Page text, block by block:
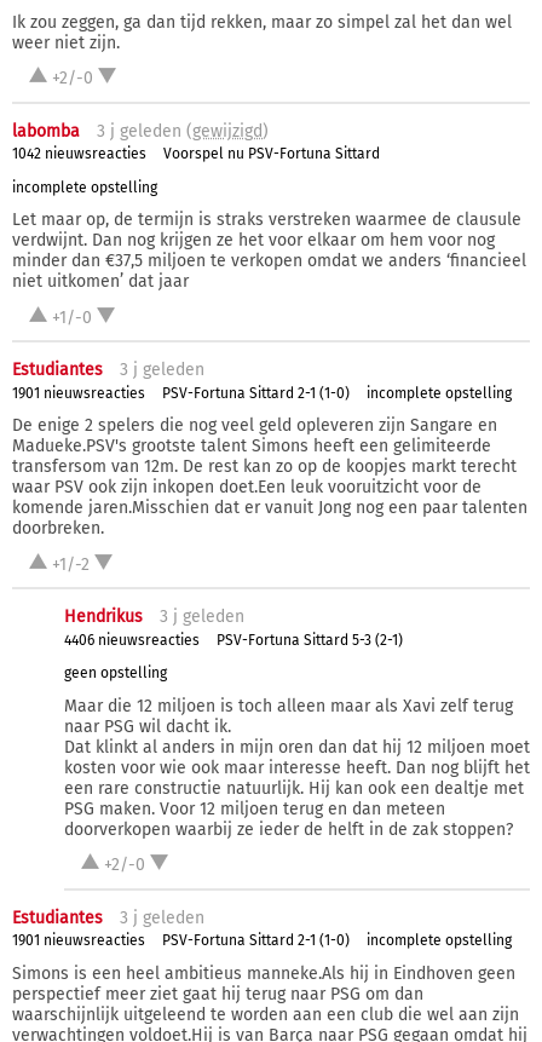
Ik zou zeggen, ga dan tijd rekken, maar zo simpel zal het dan wel
weer niet zijn.
+2/-0
labomba 3 j geleden (gewijzigd)
1042 nieuwsreacties
Voorspel nu PSV-Fortuna Sittard
incomplete opstelling
Let maar op, de termijn is straks verstreken waarmee de clausule
verdwijnt. Dan nog krijgen ze het voor elkaar om hem voor nog
minder dan €37,5 miljoen te verkopen omdat we anders ‘financieel
niet uitkomen’ dat jaar
+1/-0
Estudiantes 3 j geleden
1901 nieuwsreacties PSV-Fortuna Sittard 2-1 (1-0) incomplete opstelling
De enige 2 spelers die nog veel geld opleveren zijn Sangare en
Madueke.PSV's grootste talent Simons heeft een gelimiteerde
transfersom van 12m. De rest kan zo op de koopjes markt terecht
waar PSV ook zijn inkopen doet.Een leuk vooruitzicht voor de
komende jaren.Misschien dat er vanuit Jong nog een paar talenten
doorbreken.
+1/-2
Hendrikus 3 j geleden
4406 nieuwsreacties
PSV-Fortuna Sittard 5-3 (2-1)
geen opstelling
Maar die 12 miljoen is toch alleen maar als Xavi zelf terug
naar PSG wil dacht ik.
Dat klinkt al anders in mijn oren dan dat hij 12 miljoen moet
kosten voor wie ook maar interesse heeft. Dan nog blijft het
een rare constructie natuurlijk. Hij kan ook een dealtje met
PSG maken. Voor 12 miljoen terug en dan meteen
doorverkopen waarbij ze ieder de helft in de zak stoppen?
+2/-0
Estudiantes 3 j geleden
1901 nieuwsreacties PSV-Fortuna Sittard 2-1 (1-0) incomplete opstelling
Simons is een heel ambitieus manneke.Als hij in Eindhoven geen
perspectief meer ziet gaat hij terug naar PSG om dan
waarschijnlijk uitgeleend te worden aan een club die wel aan zijn
verwachtingen voldoet.Hij is van Barça naar PSG gegaan omdat hij